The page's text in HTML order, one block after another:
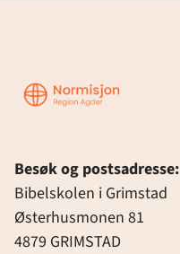
Region
Agder
Besøk og postsadresse:
Bibelskolen i Grimstad
Østerhusmonen 81
4879 GRIMSTAD